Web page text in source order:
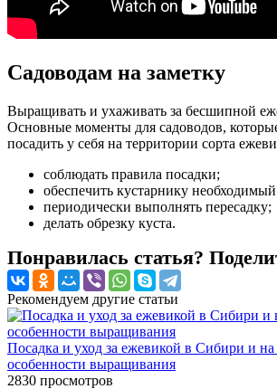
Садоводам на заметку
Выращивать и ухаживать за бесшипной
Основные моменты для садоводов,
посадить у себя на территории сорта
соблюдать правила посадки;
обеспечить кустарнику
периодически выполнять пересадку;
делать обрезку куста.
Понравилась статья?
Рекомендуем другие статьи
Посадка и уход за ежевикой в Сибири и на
особенности выращивания
2830 просмотров